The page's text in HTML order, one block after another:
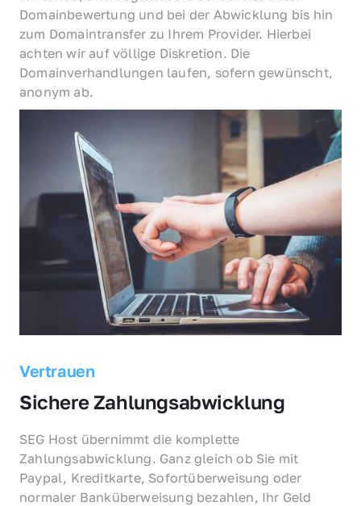
Domainbewertung und bei der Abwicklung bis hin
zum Domaintransfer zu Ihrem Provider. Hierbei
achten wir auf völlige Diskretion. Die
Domainverhandlungen laufen, sofern gewünscht,
anonym ab.
Vertrauen
Sichere Zahlungsabwicklung
SEG Host übernimmt die komplette
Zahlungsabwicklung. Ganz gleich ob Sie mit
Paypal, Kreditkarte, Sofortüberweisung oder
normaler Banküberweisung bezahlen, Ihr Geld